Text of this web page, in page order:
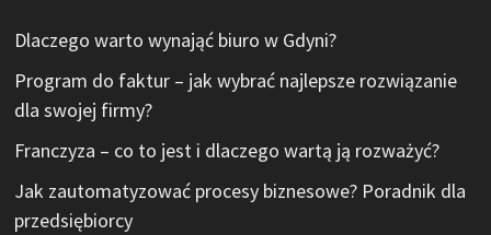
Dlaczego warto wynająć biuro w Gdyni?
Program do faktur – jak wybrać najlepsze rozwiązanie
dla swojej firmy?
Franczyza – co to jest i dlaczego wartą ją rozważyć?
Jak zautomatyzować procesy biznesowe? Poradnik dla
przedsiębiorcy